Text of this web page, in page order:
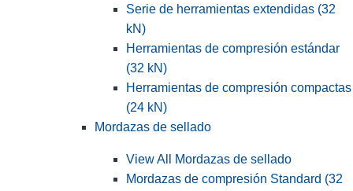
Serie de herramientas extendidas (32
kN)
Herramientas de compresión estándar
(32 kN)
Herramientas de compresión compactas
(24 kN)
Mordazas de sellado
View All Mordazas de sellado
Mordazas de compresión Standard (32